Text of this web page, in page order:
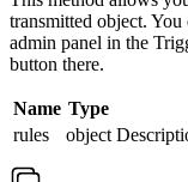
transmitted object.
admin panel in the
button there.
Name Type
rules
object